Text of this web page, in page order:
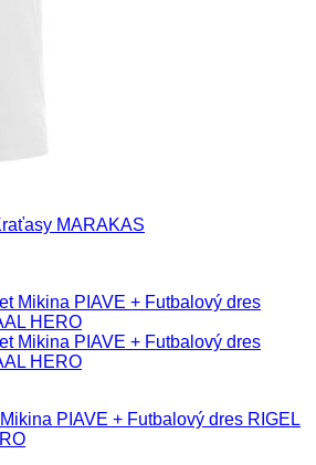
MARAKAS
PIAVE + Futbalový dres RIGEL